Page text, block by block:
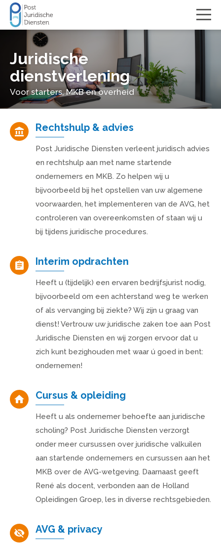
Juridische
dienstverlening
Voor starters, MKB en overheid
Rechtshulp & advies
Post Juridische Diensten verleent juridisch advies
en rechtshulp aan met name startende
ondernemers en MKB. Zo helpen wij u
bijvoorbeeld bij het opstellen van uw algemene
voorwaarden, het implementeren van de AVG, het
controleren van overeenkomsten of staan wij u
bij tijdens juridische procedures.
Interim opdrachten
Heeft u (tijdelijk) een ervaren bedrijfsjurist nodig,
bijvoorbeeld om een achterstand weg te werken
of als vervanging bij ziekte? Wij zijn u graag van
dienst! Vertrouw uw juridische zaken toe aan Post
Juridische Diensten en wij zorgen ervoor dat u
zich kunt bezighouden met waar ú goed in bent:
ondernemen!
Cursus & opleiding
Heeft u als ondernemer behoefte aan juridische
scholing? Post Juridische Diensten verzorgt
onder meer cursussen over juridische valkuilen
aan startende ondernemers en cursussen aan het
MKB over de AVG-wetgeving. Daarnaast geeft
René als docent, verbonden aan de Holland
Opleidingen Groep, les in diverse rechtsgebieden.
AVG & privacy